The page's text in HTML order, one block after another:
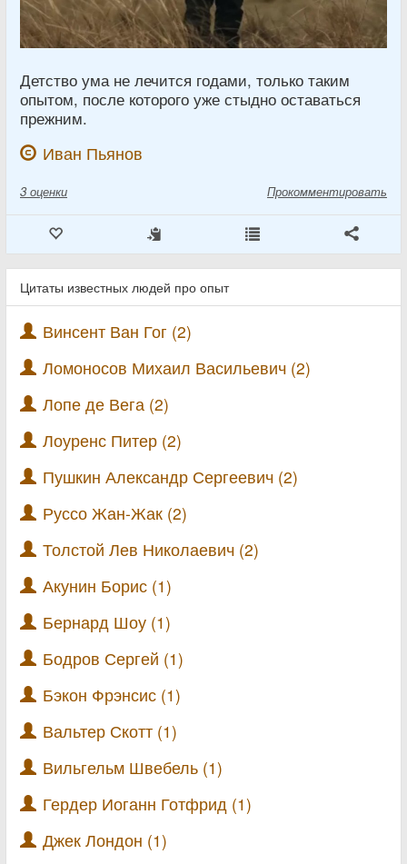
Детство ума не лечится годами, только таким
опытом, после которого уже стыдно оставаться
прежним.
Иван Пьянов
3 оценки Прокомментировать
Цитаты известных людей про опыт
Винсент Ван Гог (2)
Ломоносов Михаил Васильевич (2)
Лопе де Вега (2)
Лоуренс Питер (2)
Пушкин Александр Сергеевич (2)
Руссо Жан-Жак (2)
Толстой Лев Николаевич (2)
Акунин Борис (1)
Бернард Шоу (1)
Бодров Сергей (1)
Бэкон Фрэнсис (1)
Вальтер Скотт (1)
Вильгельм Швебель (1)
Гердер Иоганн Готфрид (1)
Джек Лондон (1)